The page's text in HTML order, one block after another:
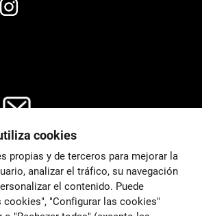
General
correu@escoladeltreball.org
Información
informacio@escoladeltreball.o
cookies
propias y de terceros para mejorar la
analizar el tráfico, su navegación
el contenido. Puede
cookies", "Configurar las cookies"